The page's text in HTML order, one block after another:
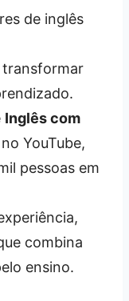
de inglês
transformar
Inglês com
YouTube,
pessoas em
combina
ensino.